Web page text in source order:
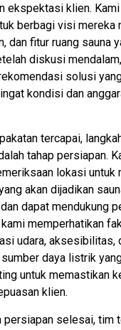
ekspektasi klien.
berbagi visi mereka
dan fitur ruang sauna
diskusi
solusi
kondisi dan
tercapai,
tahap persiapan.
lokasi untuk
akan dijadikan
dapat mendukung
kami memperhatikan
udara, aksesibilitas,
daya listrik
untuk memastikan
klien.
persiapan selesai, tim